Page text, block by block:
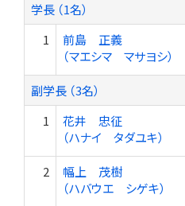
学長 （1名）
1
前島 正義
（マエシマ マサヨシ）
副学長 （3名）
1
花井 忠征
（ハナイ タダユキ）
2
幅上 茂樹
（ハバウエ シゲキ）